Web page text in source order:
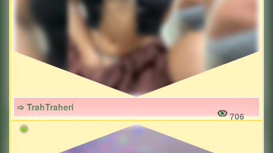
➩ TrahTraheri
706